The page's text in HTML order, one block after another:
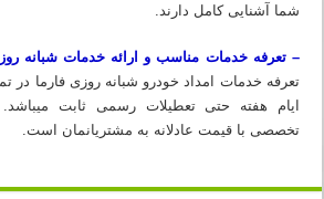
شما آشنایی کامل دارند.
– تعرفه خدمات مناسب و ارائه خدمات شبانه
تعرفه خدمات امداد خودرو شبانه روزی فارما در
ایام هفته حتی تعطیلات رسمی ثابت
تخصصی با قیمت عادلانه به مشتریانمان است.